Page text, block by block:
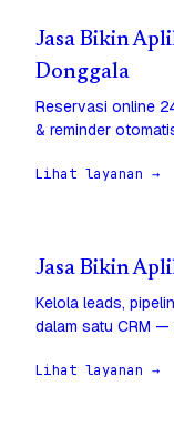
Jasa Bikin
Donggala
Reservasi online
& reminder
Lihat layanan →
Jasa Bikin
Kelola leads,
dalam satu CRM
Lihat layanan →